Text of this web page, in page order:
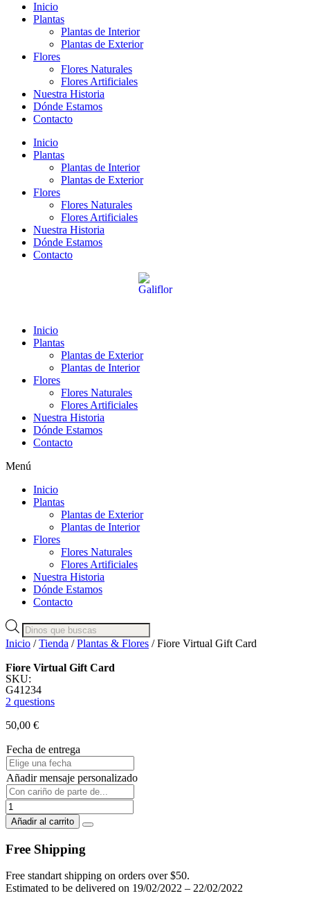
Inicio
Plantas
Plantas de Interior
Plantas de Exterior
Flores
Flores Naturales
Flores Artificiales
Nuestra Historia
Dónde Estamos
Contacto
Inicio
Plantas
Plantas de Interior
Plantas de Exterior
Flores
Flores Naturales
Flores Artificiales
Nuestra Historia
Dónde Estamos
Contacto
Inicio
Plantas
Plantas de Exterior
Plantas de Interior
Flores
Flores Naturales
Flores Artificiales
Nuestra Historia
Dónde Estamos
Contacto
Menú
Inicio
Plantas
Plantas de Exterior
Plantas de Interior
Flores
Flores Naturales
Flores Artificiales
Nuestra Historia
Dónde Estamos
Contacto
Búsqueda
de
productos
Inicio /Tienda /Plantas & Flores / Fiore Virtual Gift Card
Fiore Virtual Gift Card
SKU:
G41234
2 questions
50,00 €
Fecha de entrega
Añadir mensaje personalizado
Fiore
Virtual
Gift
Card
cantidad
Añadir al carrito
Free Shipping
Free standart shipping on orders over $50.
Estimated to be delivered on 19/02/2022 – 22/02/2022